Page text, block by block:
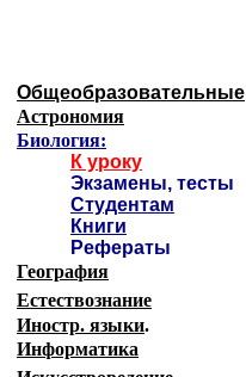
Общеобразовательные
Астрономия
Биология:
К уроку
Экзамены, тесты
Студентам
Книги
Рефераты
География
Естествознание
Иностр. языки.
Информатика